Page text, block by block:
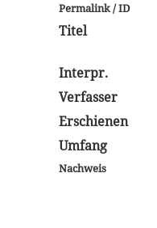
Permalink / ID
Titel
Interpr.
Verfasser
Erschienen
Umfang
Nachweis